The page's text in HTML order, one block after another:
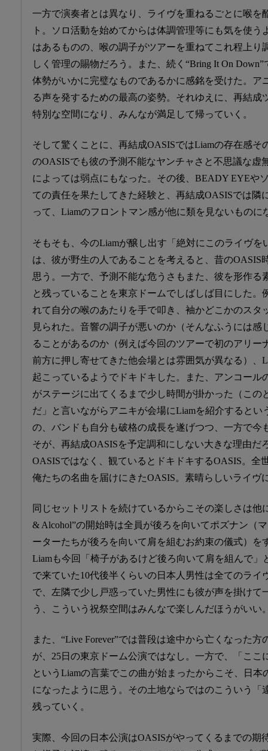
一方で演奏者とは異なり、ライヴを重ねるごとに喉を
ト。ソロ活動を始めてからは体調管理等にも気を使う
はあるものの、喉の調子がツアーを重ねてこれ程上り
しく管理の賜物だろう。また、続く“Bring It On
体勢がいかに完璧なものであるかに感銘を受けた。ア
る声を発するための最高の姿勢。それゆえに、再結成
特別な空間になり、みんなが満足して帰っていく。
そして驚くことに、再結成OASISではLiamの存在感そ
のOASISでも彼の予測不能なヤンチャさと不思議な虚
によっては弱点にもなった。その後、BEADY EYEや
ての責任を果たしてきた経験と、再結成OASISでは隣
って、Liamのフロントマン感が他に類を見ないものに
そもそも、今のLiamが醸し出す「絶対にこのライヴを
は、彼が野生の人であることを考えると、昔のOASIS
思う。一方で、予測不能な危うさもまた、彼を形作る
と残っていることを東京ドームでしばしば目にした。
れて自分の喉のあたりを手で叩き、袖かどこかのスタ
見られた。音響の調子が悪いのか（そんなふうには感
ることがあるのか（例えば今回のツアーで初のアリー
前方に押し寄せてきた他会場とは雰囲気が異なる）、
起こっているようでドキドキした。また、アンコール
がステージに出てくるまで少し時間が掛かった（この
だ」と言いながらアニキが会場にLiamを紹介するとい
の、バンドも自分も破格の成長を遂げつつ、一方で今
そが、再結成OASISを予定調和にしない大きな理由だ
OASISではなく、観ているとドキドキするOASIS。全
俺たちの名曲を届けにきたOASIS。素晴らしいライヴ
同じセットリストを続けているからこその楽しさは他
& Alcohol”の開始時は全員が後ろを向いてポズナン（
ーターたちが後ろを向いて肩を組むお約束の儀式）を
Liamも今回「椅子があるけど後ろ向いて肩を組んで」
で来ていた10代後半くらいの日本人男性は全てのライ
で、左隣で少し戸惑っていた男性にも彼が声を掛けて
う、こういう祝祭空間はみんなで楽しんだほうがいい
また、“Live Forever”では普段は途中から亡くなった
が、25日の東京ドーム公演ではなし。一方で、「ここ
というLiamの言葉でこの曲が始まったからこそ、日本
になったように思う。その土地ならではのこういう「
残っていく。
実際、今回の日本公演はOASISがやってくるまでの期